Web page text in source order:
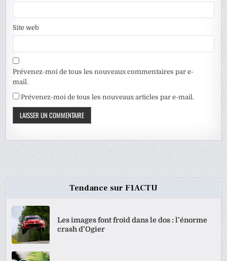
Site web
Prévenez-moi de tous les nouveaux commentaires par e-
mail.
Prévenez-moi de tous les nouveaux articles par e-mail.
Tendance sur F1ACTU
Les images font froid dans le dos : l’énorme
crash d’Ogier